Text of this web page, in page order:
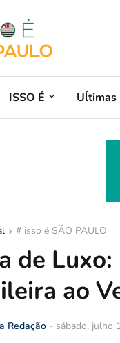
ISSO É Uĺtimas
# isso é SÃO PAULO
de
ao
Redação - sábado, julho